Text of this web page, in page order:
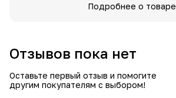
Подробнее о товаре
Отзывов пока нет
Оставьте первый отзыв и помогите
другим покупателям с выбором!